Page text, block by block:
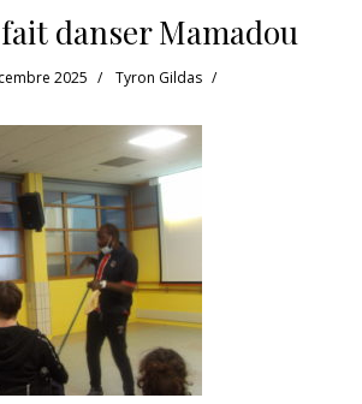
danser Mamadou
2025 Tyron Gildas